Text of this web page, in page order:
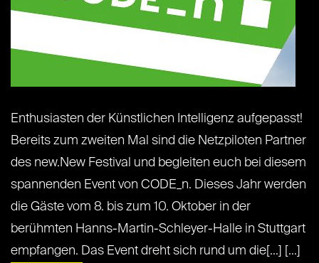
Enthusiasten der Künstlichen Intelligenz aufgepasst!
Bereits zum zweiten Mal sind die Netzpiloten Partner
des new.New Festival und begleiten euch bei diesem
spannenden Event von CODE_n. Dieses Jahr werden
die Gäste vom 8. bis zum 10. Oktober in der
berühmten Hanns-Martin-Schleyer-Halle in Stuttgart
empfangen. Das Event dreht sich rund um die[...] [...]